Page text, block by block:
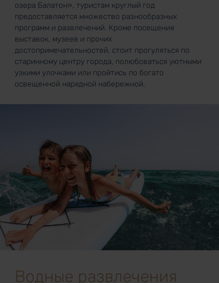
озера Балатон», туристам круглый год
предоставляется множество разнообразных
программ и развлечений. Кроме посещения
выставок, музеев и прочих
достопримечательностей, стоит прогуляться по
старинному центру города, полюбоваться уютными
узкими улочками или пройтись по богато
освещенной нарядной набережной.
Водные развлечения